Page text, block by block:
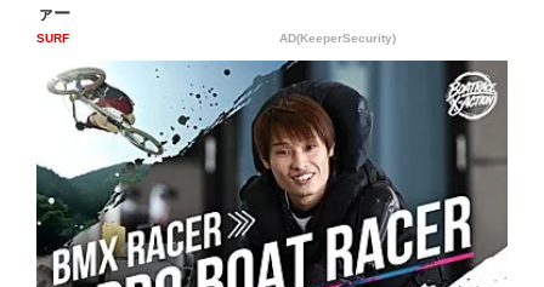
ァー
SURF AD(KeeperSecurity)